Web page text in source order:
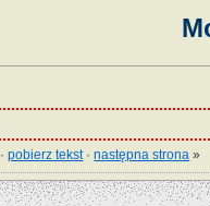
·pobierz tekst·następna strona »